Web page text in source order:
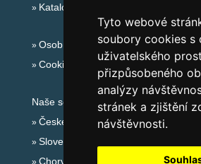
Tyto webové
soubory cookies s
uživatelského
přizpůsobeného
analýzy
stránek a zjištění
návštěvnosti.
Katalog ubytování
Osobní údaje
Cookies
Naše servery:
České hory
Slovenské hory
Chorvatsko